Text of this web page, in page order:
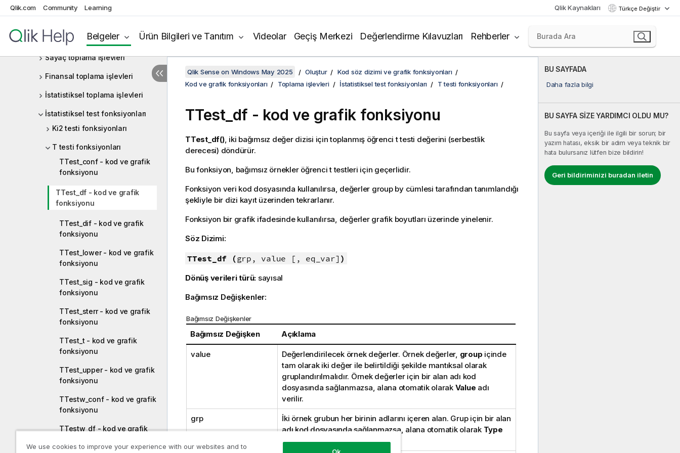
Qlik.com Community Learning Qlik Kaynakları Türkçe Değiştir
Belgeler Ürün Bilgileri ve Tanıtım Videolar Geçiş Merkezi Değerlendirme Kılavuzları Rehberler
Kod ve grafik fonksiyonları
Temel toplama işlevleri
Sayaç toplama işlevleri
Finansal toplama işlevleri
İstatistiksel toplama işlevleri
İstatistiksel test fonksiyonları
Ki2 testi fonksiyonları
T testi fonksiyonları
TTest_conf - kod ve grafik
fonksiyonu
TTest_df - kod ve grafik
fonksiyonu
TTest_dif - kod ve grafik
fonksiyonu
TTest_lower - kod ve grafik
fonksiyonu
TTest_sig - kod ve grafik
fonksiyonu
TTest_sterr - kod ve grafik
fonksiyonu
TTest_t - kod ve grafik
fonksiyonu
TTest_upper - kod ve grafik
fonksiyonu
TTestw_conf - kod ve grafik
fonksiyonu
TTestw_df - kod ve grafik
BU SAYFADA
Daha fazla bilgi
BU SAYFA SİZE YARDIMCI OLDU MU?
Bu sayfa veya içeriği ile ilgili bir sorun; bir
yazım hatası, eksik bir adım veya teknik bir
hata bulursanız lütfen bize bildirin!
Geri bildiriminizi buradan iletin
Qlik Sense on Windows May 2025 Oluştur
Kod söz dizimi ve grafik fonksiyonları
Kod ve grafik fonksiyonları
Toplama işlevleri İstatistiksel test fonksiyonları T testi fonksiyonları
TTest_df - kod ve grafik fonksiyonu
TTest_df(), iki bağımsız değer dizisi için toplanmış öğrenci t testi değerini (serbestlik
derecesi) döndürür.
Bu fonksiyon, bağımsız örnekler öğrenci t testleri için geçerlidir.
Fonksiyon veri kod dosyasında kullanılırsa, değerler group by cümlesi tarafından tanımlandığı
şekliyle bir dizi kayıt üzerinden tekrarlanır.
Fonksiyon bir grafik ifadesinde kullanılırsa, değerler grafik boyutları üzerinde yinelenir.
Söz Dizimi:
TTest_df (grp, value [, eq_var] )
Dönüş verileri türü: sayısal
Bağımsız Değişkenler:
Bağımsız Değişkenler
Bağımsız Değişken Açıklama
value Değerlendirilecek örnek değerler. Örnek değerler, group içinde
tam olarak iki değer ile belirtildiği şekilde mantıksal olarak
gruplandırılmalıdır. Örnek değerler için bir alan adı kod
dosyasında sağlanmazsa, alana otomatik olarak Value adı
verilir.
grp
İki örnek grubun her birinin adlarını içeren alan. Grup için bir alan
adı kod dosyasında sağlanmazsa, alana otomatik olarak Type
adı verilir.
We use cookies to improve your experience with our websites and to